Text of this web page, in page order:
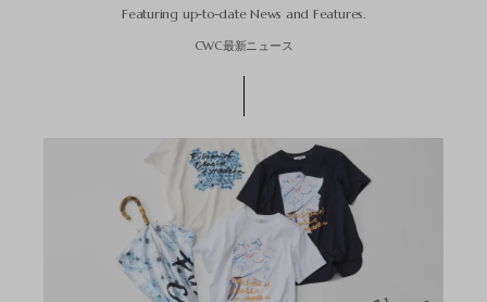
Featuring up-to-date News and Features.
CWC最新ニュース